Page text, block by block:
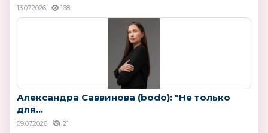
13.07.2026 168
Александра Саввинова (bodo): "Не только
для...
09.07.2026 21